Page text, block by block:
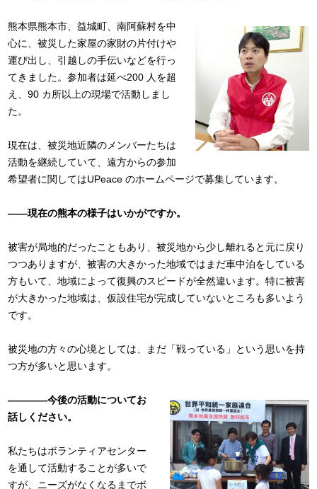
熊本県熊本市、益城町、南阿蘇村を中
心に、被災した家屋の家財の片付けや
運び出し、引越しの手伝いなどを行っ
てきました。参加者は延べ200 人を超
え、90 カ所以上の現場で活動しまし
た。
現在は、被災地近隣のメンバーたちは
活動を継続していて、遠方からの参加
希望者に関してはUPeace のホームページで募集しています。
――現在の熊本の様子はいかがですか。
被害が局地的だったこともあり、被災地から少し離れると元に戻り
つつありますが、被害の大きかった地域ではまだ車中泊をしている
方もいて、地域によって復興のスピードが全然違います。特に被害
が大きかった地域は、仮設住宅が完成していないところも多いよう
です。
被災地の方々の心境としては、まだ「戦っている」という思いを持
つ方が多いと思います。
――――今後の活動についてお
話しください。
私たちはボランティアセンター
を通して活動することが多いで
すが、ニーズがなくなるまでボ